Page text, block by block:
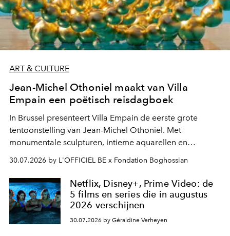
ART & CULTURE
Jean-Michel Othoniel maakt van Villa
Empain een poëtisch reisdagboek
In Brussel presenteert Villa Empain de eerste grote
tentoonstelling van Jean-Michel Othoniel. Met
monumentale sculpturen, intieme aquarellen en
fonkelend Murano-glas creëert de Franse kunstenaar
een emotionele reis waarin elk werk de herinnering
oproept aan een ontmoeting, een bestemming of een
moment van verwondering.
30.07.2026 by L'OFFICIEL BE x Fondation Boghossian
Netflix, Disney+, Prime Video: de
5 films en series die in augustus
2026 verschijnen
30.07.2026 by Géraldine Verheyen